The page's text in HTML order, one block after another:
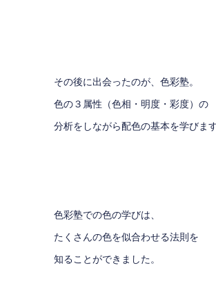
その後に出会ったのが、色彩塾。
色の３属性（色相 ・ 明度・彩度）の
分析をしながら配色の基本を学びます
色彩塾での色の学びは、
たくさんの色を似合わせる法則を
知ることができました。